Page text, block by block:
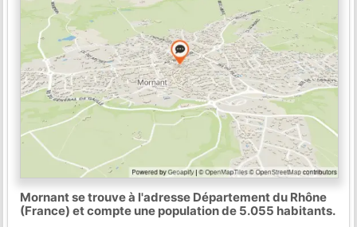
Mornant se trouve à l'adresse Département du Rhône
(France) et compte une population de 5.055 habitants.